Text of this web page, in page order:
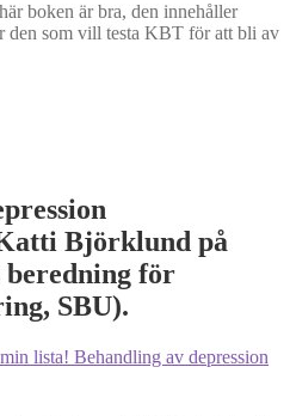
boken är bra, den innehåller
den som vill testa KBT för att bli av
Björklund på
beredning för
SBU).